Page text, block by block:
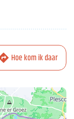
Hoe kom ik daar